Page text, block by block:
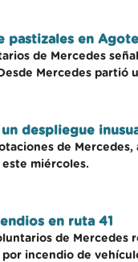
pastizales en Agote
de Mercedes
Mercedes partió
despliegue
de
miércoles.
en ruta 41
de
incendio de